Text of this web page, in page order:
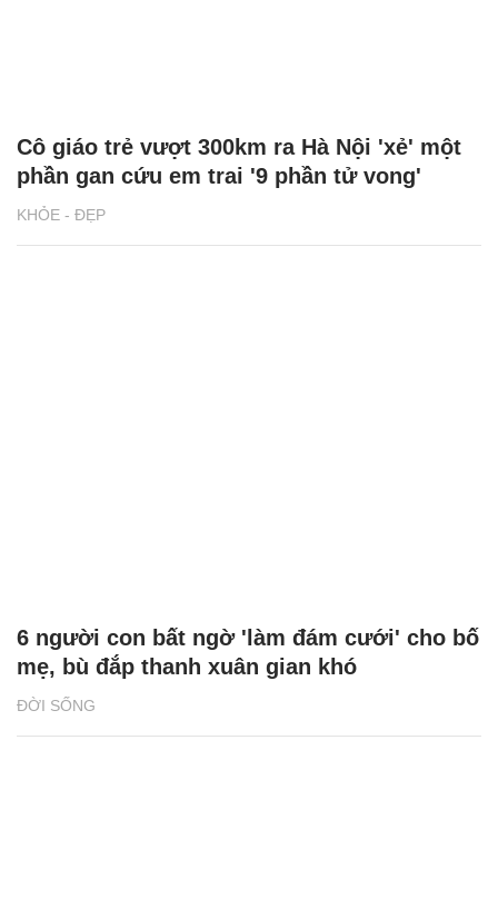
KHỎE - ĐẸP
Cô giáo trẻ vượt 300km ra Hà Nội 'xẻ' một
phần gan cứu em trai '9 phần tử vong'
ĐỜI SỐNG
6 người con bất ngờ 'làm đám cưới' cho bố
mẹ, bù đắp thanh xuân gian khó